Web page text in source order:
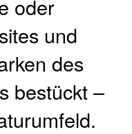
oder
und
des
bestückt –